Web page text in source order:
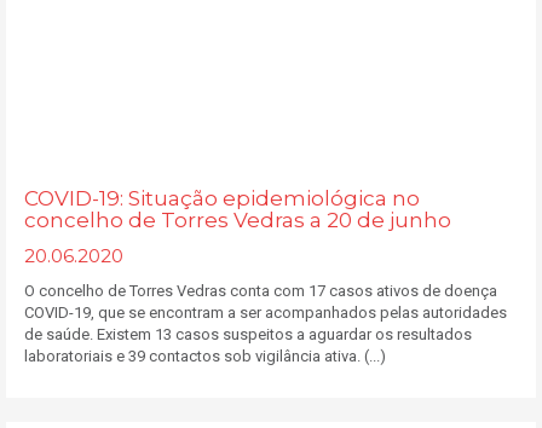
COVID-19: Situação epidemiológica no
concelho de Torres Vedras a 20 de junho
20.06.2020
O concelho de Torres Vedras conta com 17 casos ativos de doença
COVID-19, que se encontram a ser acompanhados pelas autoridades
de saúde. Existem 13 casos suspeitos a aguardar os resultados
laboratoriais e 39 contactos sob vigilância ativa. (...)